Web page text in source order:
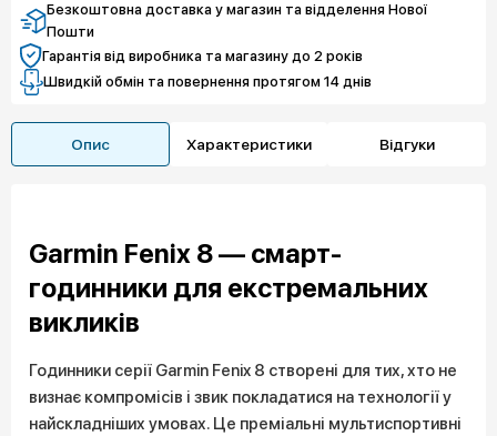
Безкоштовна доставка у магазин та відделення Нової
Пошти
Гарантія від виробника та магазину до 2 років
Швидкій обмін та повернення протягом 14 днів
Опис Характеристики Відгуки
Garmin Fenix 8 — смарт-
годинники для екстремальних
викликів
Годинники серії Garmin Fenix 8 створені для тих, хто не
визнає компромісів і звик покладатися на технології у
найскладніших умовах. Це преміальні мультиспортивні